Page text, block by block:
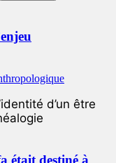
d’un être
était destiné à